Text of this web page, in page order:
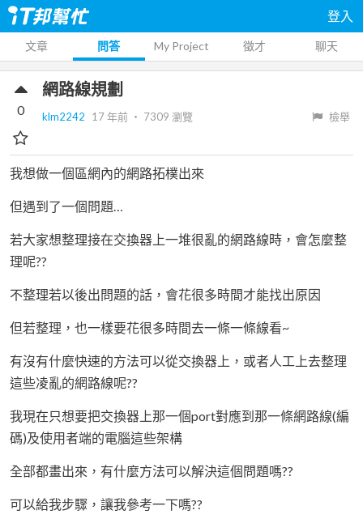
登入
文章 問答 My Project 徵才 聊天
網路線規劃
klm2242 17 年前 ‧ 7309 瀏覽 檢舉
0
我想做一個區網內的網路拓樸出來
但遇到了一個問題…
若大家想整理接在交換器上一堆很亂的網路線時，會怎麼整
理呢??
不整理若以後出問題的話，會花很多時間才能找出原因
但若整理，也一樣要花很多時間去一條一條線看~
有沒有什麼快速的方法可以從交換器上，或者人工上去整理
這些凌亂的網路線呢??
我現在只想要把交換器上那一個port對應到那一條網路線(編
碼)及使用者端的電腦這些架構
全部都畫出來，有什麼方法可以解決這個問題嗎??
可以給我步驟，讓我參考一下嗎??